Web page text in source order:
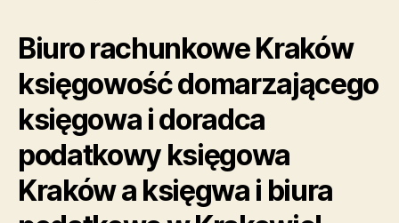
Biuro rachunkowe Kraków
księgowość domarzającego
księgowa i doradca
podatkowy księgowa
Kraków a księgwa i biura